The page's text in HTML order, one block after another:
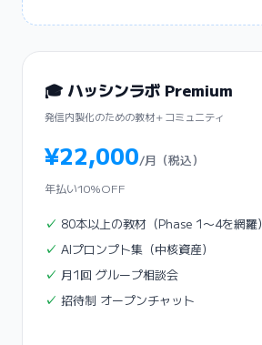
🎓 ハッシンラボ Premium
発信内製化のための教材＋コミュニティ
¥22,000/月（税込）
年払い10%OFF
80本以上の教材（Phase 1〜4を網羅）
AIプロンプト集（中核資産）
月1回 グループ相談会
招待制 オープンチャット